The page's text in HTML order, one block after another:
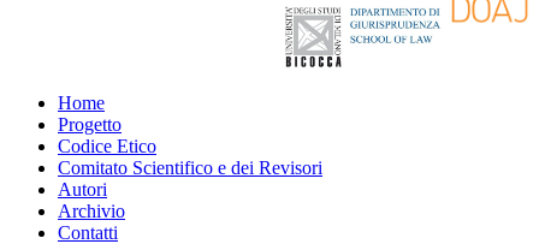
Home
Progetto
Codice Etico
Comitato Scientifico e dei Revisori
Autori
Archivio
Contatti